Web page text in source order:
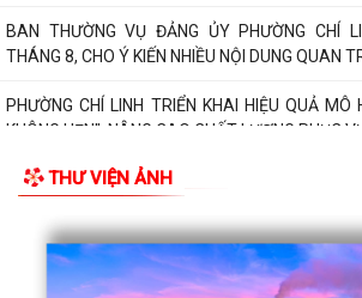
BAN THƯỜNG VỤ ĐẢNG ỦY PHƯỜNG CHÍ
THÁNG 8, CHO Ý KIẾN NHIỀU NỘI DUNG QUAN
PHƯỜNG CHÍ LINH TRIỂN KHAI HIỆU QUẢ MÔ
KHÔNG HẸN", NÂNG CAO CHẤT LƯỢNG PHỤC
THƯ VIỆN ẢNH